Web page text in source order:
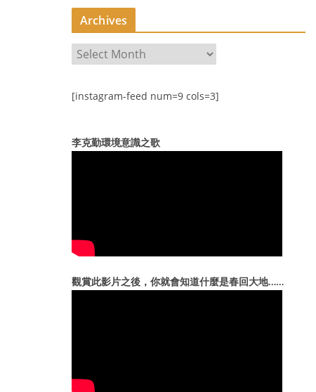
Archives
r
h
v
[instagram-feed num=9 cols=3]
李克勤環境意識之歌
觀賞此影片之後，你就會知道什麼是春回大地……